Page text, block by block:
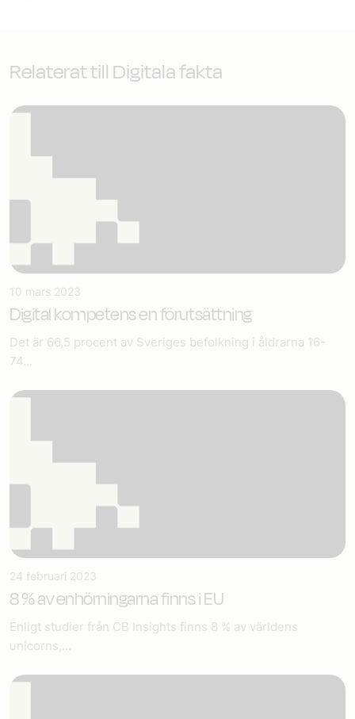
Relaterat till Digitala fakta
10 mars 2023
Digital kompetens en förutsättning
Det är 66,5 procent av Sveriges befolkning i åldrarna 16-
74...
24 februari 2023
8 % av enhörningarna finns i EU
Enligt studier från CB Insights finns 8 % av världens
unicorns,...